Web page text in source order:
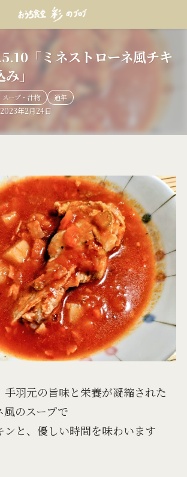
「ミネストローネ風チキ
」
スープ・汁物 通年
2023年2月24日
手羽元の旨味と栄養が凝縮された
風のスープで
ンと、優しい時間を味わいます